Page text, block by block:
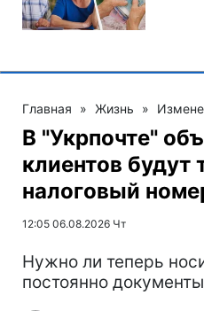
Главная » Жизнь »
В "Укрпочте"
клиентов будут
налоговый
12:05 06.08.2026 Чт
Нужно ли теперь
постоянно